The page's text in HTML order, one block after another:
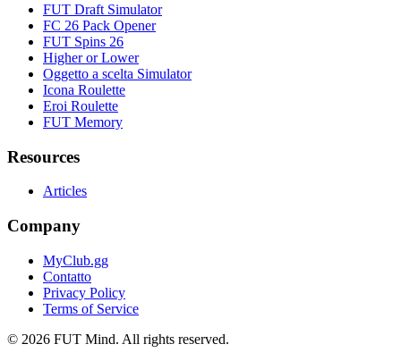
FUT Draft Simulator
FC 26 Pack Opener
FUT Spins 26
Higher or Lower
Oggetto a scelta Simulator
Icona Roulette
Eroi Roulette
FUT Memory
Resources
Articles
Company
MyClub.gg
Contatto
Privacy Policy
Terms of Service
© 2026 FUT Mind. All rights reserved.